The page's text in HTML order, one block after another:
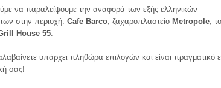
να παραλείψουμε την αναφορά των εξής ελληνικών
στην περιοχή: Cafe Barco, ζαχαροπλαστείο Metropole,
House 55.
υπάρχει πληθώρα επιλογών και είναι πραγματικό
σας!